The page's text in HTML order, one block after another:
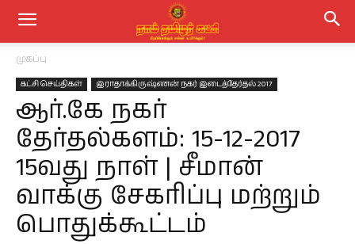
முகப்பு
கட்சி செய்திகள் இராதாக்கிருஷ்ணன் நகர் இடைத்தேர்தல் 2017
ஆர்.கே நகர்
தேர்தல்களம்: 15-12-2017
15வது நாள் | சீமான்
வாக்கு சேகரிப்பு மற்றும்
பொதுக்கூட்டம்